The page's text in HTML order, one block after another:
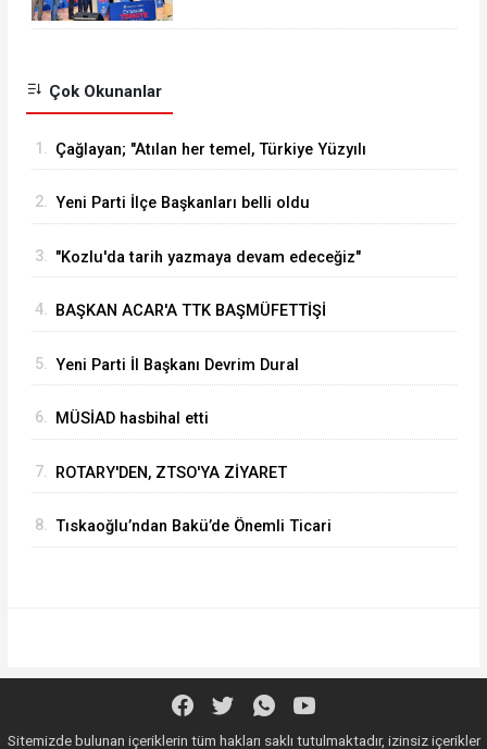
Çok Okunanlar
1. Çağlayan; "Atılan her temel, Türkiye Yüzyılı
göstergelerinden biridir
2. Yeni Parti İlçe Başkanları belli oldu
3. "Kozlu'da tarih yazmaya devam edeceğiz"
4. BAŞKAN ACAR'A TTK BAŞMÜFETTİŞİ
5. Yeni Parti İl Başkanı Devrim Dural
6. MÜSİAD hasbihal etti
7. ROTARY'DEN, ZTSO'YA ZİYARET
8. Tıskaoğlu’ndan Bakü’de Önemli Ticari
Sitemizde bulunan içeriklerin tüm hakları saklı tutulmaktadır, izinsiz içerikler